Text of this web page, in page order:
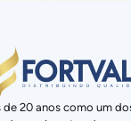
20 anos como um